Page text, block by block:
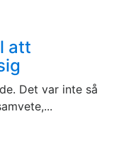
att
Det var inte så